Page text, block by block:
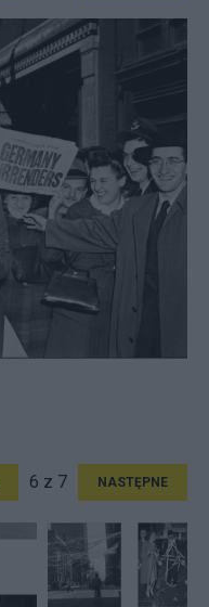
6 z 7 NASTĘPNE